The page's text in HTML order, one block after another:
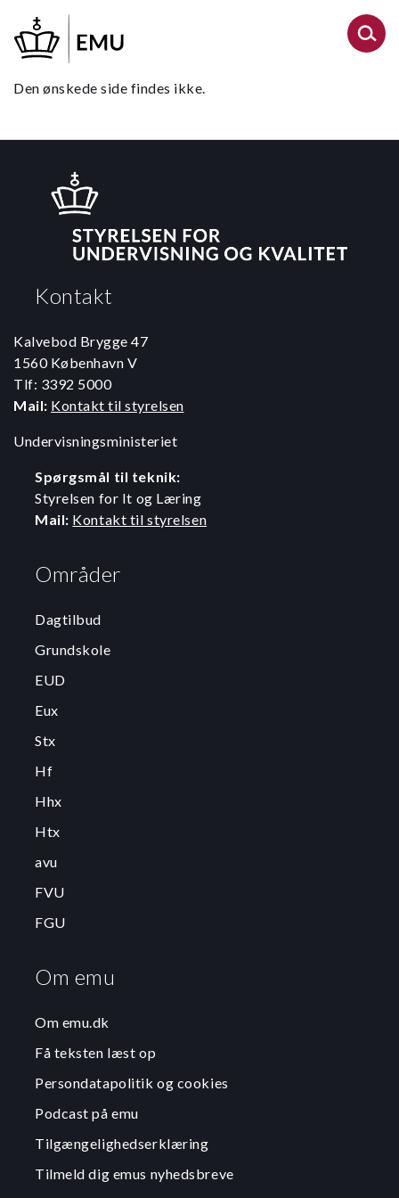
hovedindhold
Den ønskede side findes ikke.
Kontakt
Kalvebod Brygge 47
1560 København V
Tlf: 3392 5000
Mail: Kontakt til styrelsen
Undervisningsministeriet
Spørgsmål til teknik:
Styrelsen for It og Læring
Mail: Kontakt til styrelsen
Områder
Dagtilbud
Grundskole
EUD
Eux
Stx
Hf
Hhx
Htx
avu
FVU
FGU
Om emu
Om emu.dk
Få teksten læst op
Persondatapolitik og cookies
Podcast på emu
Tilgængelighedserklæring
Tilmeld dig emus nyhedsbreve